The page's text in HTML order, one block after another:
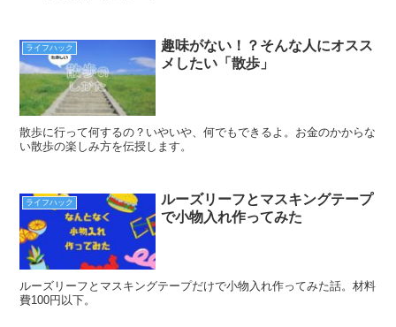
ライフハック
趣味がない！？そんな人にオスス
メしたい「散歩」
散歩に行って何するの？いやいや、何でもできるよ。お金のかからな
い散歩の楽しみ方を伝授します。
ライフハック
ルーズリーフとマスキングテープ
で小物入れ作ってみた
ルーズリーフとマスキングテープだけで小物入れ作ってみた話。材料
費100円以下。